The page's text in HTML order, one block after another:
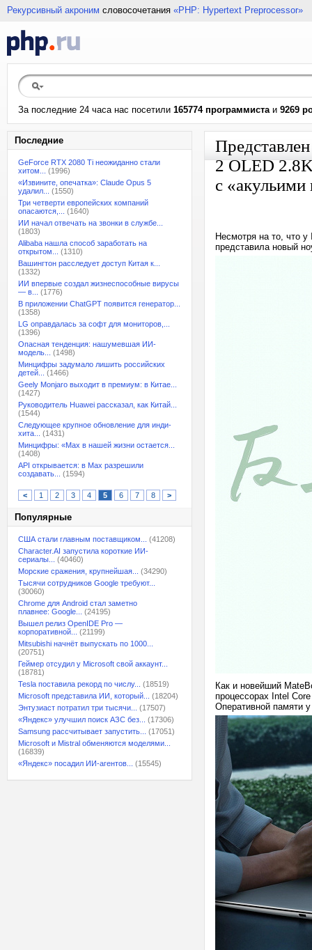
Рекурсивный акроним словосочетания «PHP: Hypertext Preprocessor»
За последние 24 часа нас посетили 165774 программистаи 9269
Последние
GeForce RTX 2080 Ti неожиданно стали
хитом...
(1996)
«Извините, опечатка»: Claude Opus 5
удалил...
(1550)
Три четверти европейских компаний
опасаются,...
(1640)
ИИ начал отвечать на звонки в службе...
(1803)
Alibaba нашла способ заработать на
открытом...
(1310)
Вашингтон расследует доступ Китая к...
(1332)
ИИ впервые создал жизнеспособные вирусы
— в...
(1776)
В приложении ChatGPT появится генератор...
(1358)
LG оправдалась за софт для мониторов,...
(1396)
Опасная тенденция: нашумевшая ИИ-
модель...
(1498)
Минцифры задумало лишить российских
детей...
(1466)
Geely Monjaro выходит в премиум: в Китае...
(1427)
Руководитель Huawei рассказал, как Китай...
(1544)
Следующее крупное обновление для инди-
хита...
(1431)
Минцифры: «Max в нашей жизни остается...
(1408)
API открывается: в Max разрешили
создавать...
(1594)
< 1 2 3 4 5 6 7 8 >
Популярные
США стали главным поставщиком...
(41208)
Character.AI запустила короткие ИИ-
сериалы...
(40460)
Морские сражения, крупнейшая...
(34290)
Тысячи сотрудников Google требуют...
(30060)
Chrome для Android стал заметно
плавнее: Google...
(24195)
Вышел релиз OpenIDE Pro —
корпоративной...
(21199)
Mitsubishi начнёт выпускать по 1000...
(20751)
Геймер отсудил у Microsoft свой аккаунт...
(18781)
Tesla поставила рекорд по числу...
(18519)
Microsoft представила ИИ, который...
(18204)
Энтузиаст потратил три тысячи...
(17507)
«Яндекс» улучшил поиск АЗС без...
(17306)
Samsung рассчитывает запустить...
(17051)
Microsoft и Mistral обменяются моделями...
(16839)
«Яндекс» посадил ИИ-агентов...
(15545)
2 OLED
с «акульими
Несмотря на то, что
представила новый
Как и новейший
процессорах Intel
Оперативной памяти